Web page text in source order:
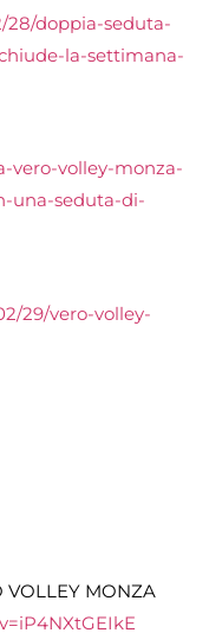
28/doppia-seduta-
la-settimana-
vero-volley-monza-
una-seduta-di-
29/vero-volley-
VOLLEY MONZA
v=iP4NXtGEIkE